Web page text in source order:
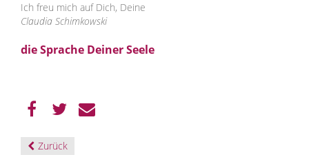
Ich freu mich auf Dich, Deine
Claudia Schimkowski
die Sprache Deiner Seele
Zurück